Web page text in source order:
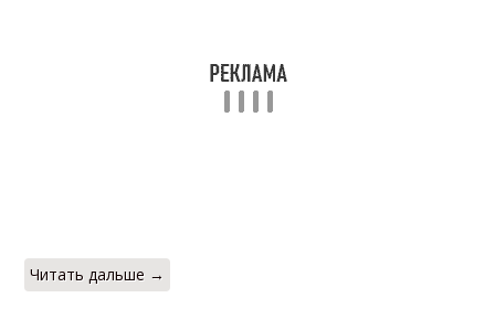
Читать дальше →